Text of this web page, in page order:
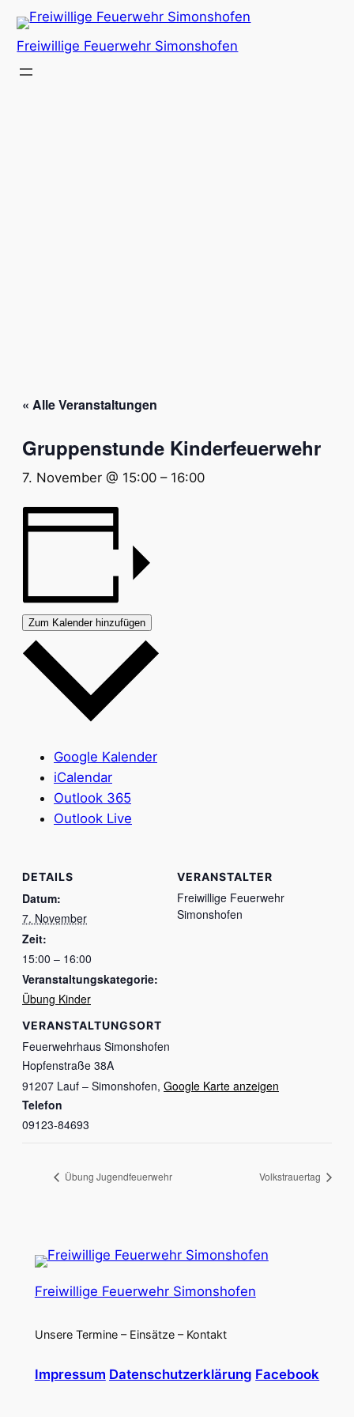
Freiwillige Feuerwehr Simonshofen
« Alle Veranstaltungen
Gruppenstunde Kinderfeuerwehr
7. November @ 15:00 – 16:00
Zum Kalender hinzufügen
Google Kalender
iCalendar
Outlook 365
Outlook Live
DETAILS
Datum:
7. November
Zeit:
15:00 – 16:00
Veranstaltungskategorie:
Übung Kinder
VERANSTALTUNGSORT
Feuerwehrhaus Simonshofen
Hopfenstraße 38A
91207 Lauf – Simonshofen, Google Karte anzeigen
Telefon
09123-84693
VERANSTALTER
Freiwillige Feuerwehr
Simonshofen
Übung Jugendfeuerwehr Volkstrauertag
Freiwillige Feuerwehr Simonshofen
Unsere Termine – Einsätze – Kontakt
Impressum Datenschutzerklärung Facebook